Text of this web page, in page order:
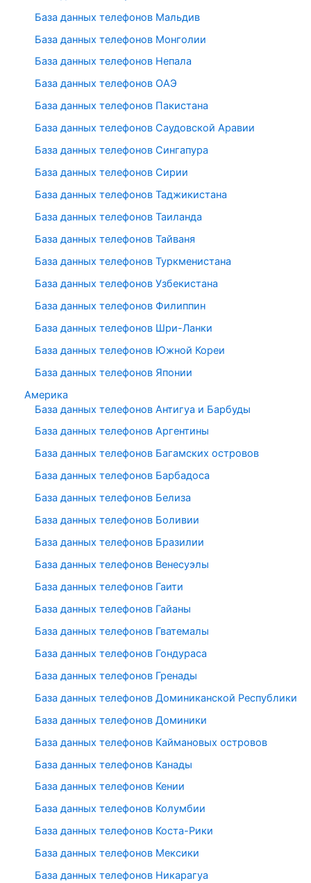
База данных телефонов Мальдив
База данных телефонов Монголии
База данных телефонов Непала
База данных телефонов ОАЭ
База данных телефонов Пакистана
База данных телефонов Саудовской Аравии
База данных телефонов Сингапура
База данных телефонов Сирии
База данных телефонов Таджикистана
База данных телефонов Таиланда
База данных телефонов Тайваня
База данных телефонов Туркменистана
База данных телефонов Узбекистана
База данных телефонов Филиппин
База данных телефонов Шри-Ланки
База данных телефонов Южной Кореи
База данных телефонов Японии
Америка
База данных телефонов Антигуа и Барбуды
База данных телефонов Аргентины
База данных телефонов Багамских островов
База данных телефонов Барбадоса
База данных телефонов Белиза
База данных телефонов Боливии
База данных телефонов Бразилии
База данных телефонов Венесуэлы
База данных телефонов Гаити
База данных телефонов Гайаны
База данных телефонов Гватемалы
База данных телефонов Гондураса
База данных телефонов Гренады
База данных телефонов Доминиканской Республики
База данных телефонов Доминики
База данных телефонов Каймановых островов
База данных телефонов Канады
База данных телефонов Кении
База данных телефонов Колумбии
База данных телефонов Коста-Рики
База данных телефонов Мексики
База данных телефонов Никарагуа